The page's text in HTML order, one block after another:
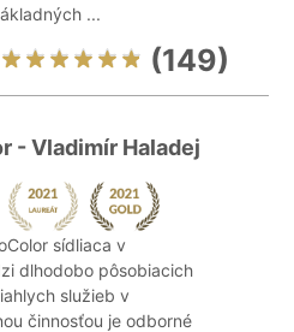
...
(149)
- Vladimír Haladej
sídliaca v
dlhodobo pôsobiacich
služieb v
činnosťou je odborné